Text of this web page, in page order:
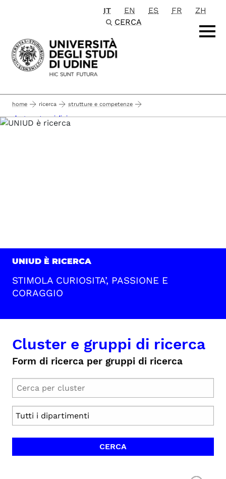
Passa al contenuto principale
IT EN ES FR
ZH
CERCA
home ricerca strutture e competenze
cluster e gruppi di ricerca
UNIUD È RICERCA
STIMOLA CURIOSITA’, PASSIONE E
CORAGGIO
Cluster e gruppi di ricerca
Form di ricerca per gruppi di ricerca